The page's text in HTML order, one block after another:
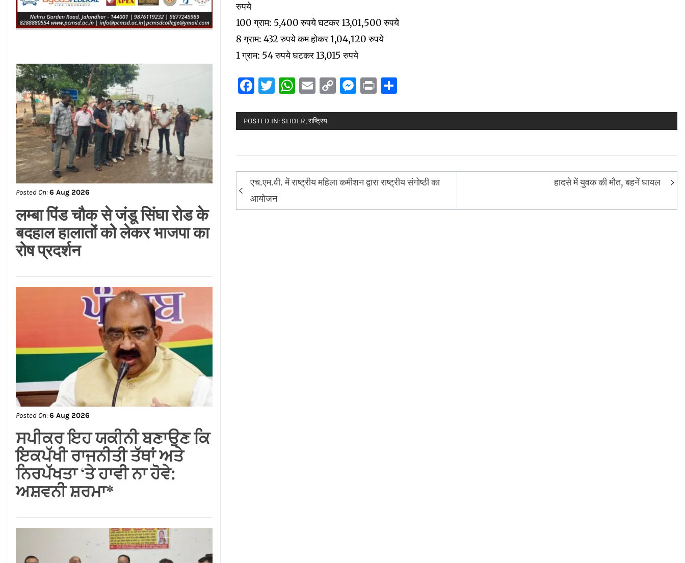
रुपये
100 ग्राम: 5,400 रुपये घटकर 13,01,500 रुपये
8 ग्राम: 432 रुपये कम होकर 1,04,120 रुपये
1 ग्राम: 54 रुपये घटकर 13,015 रुपये
Facebook
Twitter
WhatsApp
Email
CopyMessenger
Print
POSTED IN: SLIDER,राष्ट्रिय
Post
navigation
एच.एम.वी. में राष्ट्रीय महिला कमीशन द्वारा राष्ट्रीय संगोष्ठी का
आयोजन
हादसे में युवक की मौत, बहनें घायल
Posted On: 6 Aug 2026
बदहाल हालातों को लेकर भाजपा का
रोष प्रदर्शन